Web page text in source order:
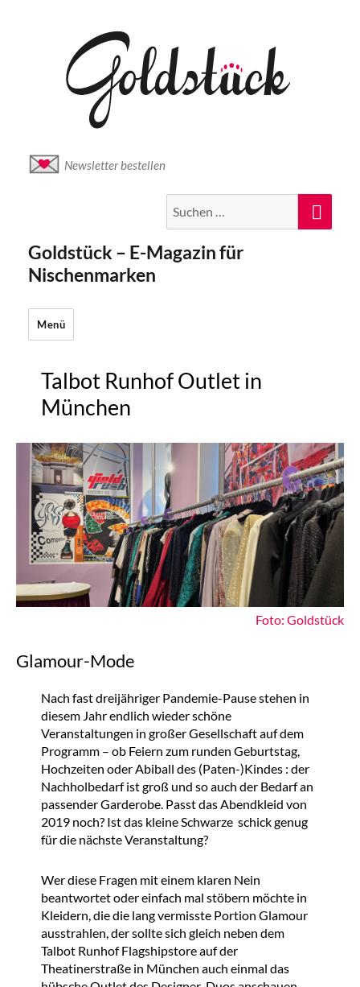
Newsletter bestellen
nach:
Goldstück – E-Magazin für
Nischenmarken
Menü
Talbot Runhof Outlet in
München
Foto: Goldstück
Glamour-Mode
Nach fast dreijähriger Pandemie-Pause stehen in
diesem Jahr endlich wieder schöne
Veranstaltungen in großer Gesellschaft auf dem
Programm – ob Feiern zum runden Geburtstag,
Hochzeiten oder Abiball des (Paten-)Kindes : der
Nachholbedarf ist groß und so auch der Bedarf an
passender Garderobe. Passt das Abendkleid von
2019 noch? Ist das kleine Schwarze schick genug
für die nächste Veranstaltung?
Wer diese Fragen mit einem klaren Nein
beantwortet oder einfach mal stöbern möchte in
Kleidern, die die lang vermisste Portion Glamour
ausstrahlen, der sollte sich gleich neben dem
Talbot Runhof Flagshipstore auf der
Theatinerstraße in München auch einmal das